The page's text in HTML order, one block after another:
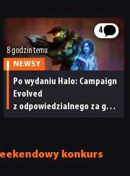
4
8 godzin temu
NEWSY
Po wydaniu Halo: Campaign
Evolved
z odpowiedzialnego za grę
konkurs